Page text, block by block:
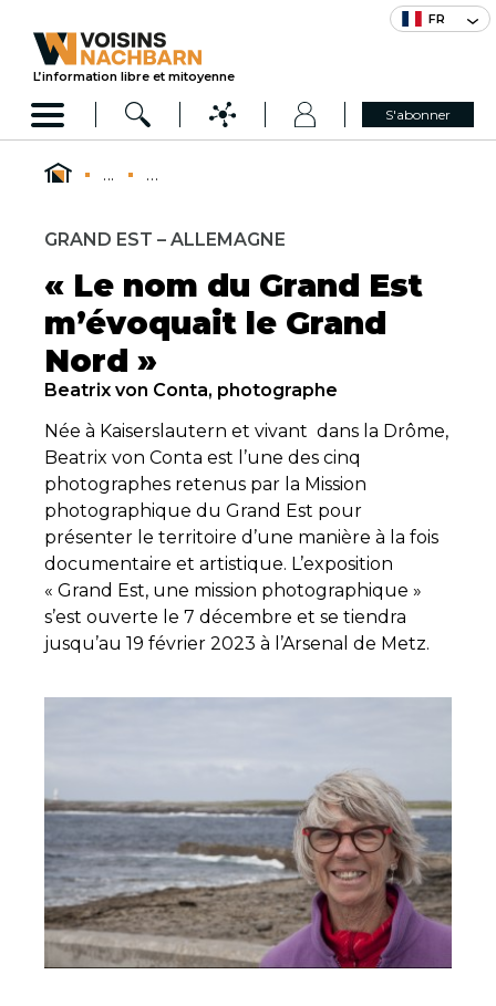
FR
L’information libre et mitoyenne
S'abonner
... ...
GRAND EST – ALLEMAGNE
« Le nom du Grand Est
m’évoquait le Grand
Nord »
Beatrix von Conta, photographe
Née à Kaiserslautern et vivant dans la Drôme,
Beatrix von Conta est l’une des cinq
photographes retenus par la Mission
photographique du Grand Est pour
présenter le territoire d’une manière à la fois
documentaire et artistique. L’exposition
« Grand Est, une mission photographique »
s’est ouverte le 7 décembre et se tiendra
jusqu’au 19 février 2023 à l’Arsenal de Metz.